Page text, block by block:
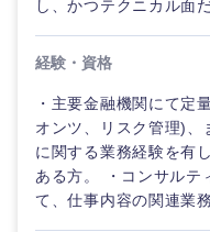
し、かつテクニカル面
経験・資格
・主要金融機関にて定
オンツ、リスク管理)、
に関する業務経験を有
ある方。 ・コンサルテ
て、仕事内容の関連業